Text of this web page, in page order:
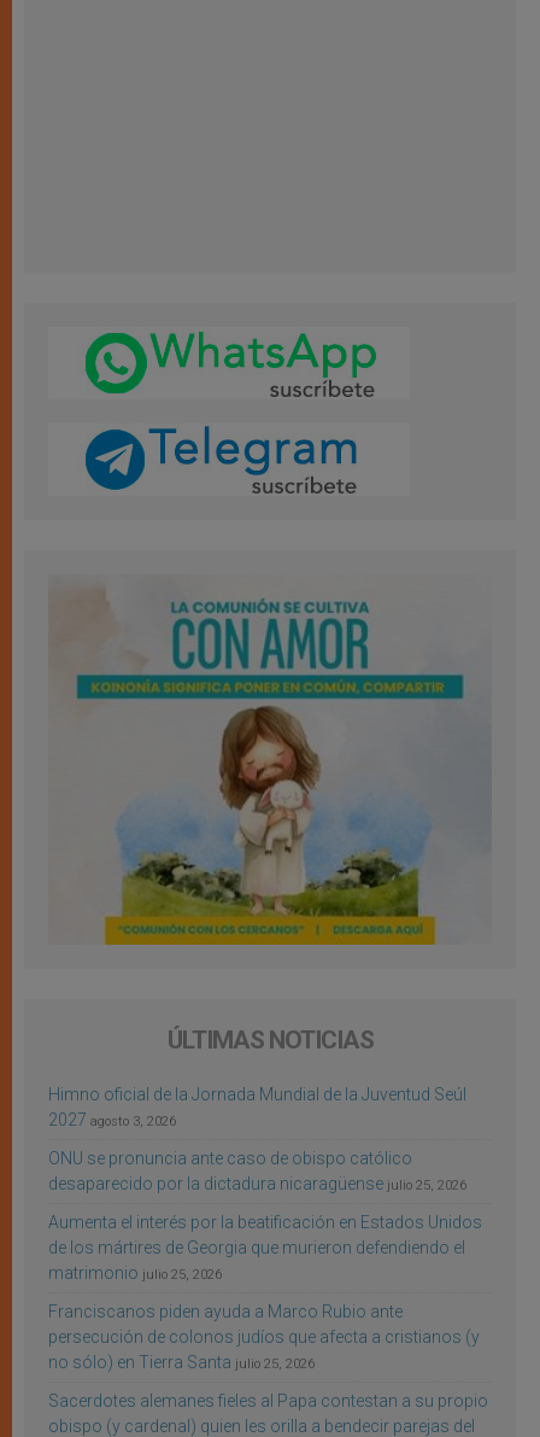
ÚLTIMAS NOTICIAS
Himno oficial de la Jornada Mundial de la Juventud Seúl
2027 agosto 3, 2026
ONU se pronuncia ante caso de obispo católico
desaparecido por la dictadura nicaragüense julio 25, 2026
Aumenta el interés por la beatificación en Estados Unidos
de los mártires de Georgia que murieron defendiendo el
matrimonio julio 25, 2026
Franciscanos piden ayuda a Marco Rubio ante
persecución de colonos judíos que afecta a cristianos (y
no sólo) en Tierra Santa julio 25, 2026
Sacerdotes alemanes fieles al Papa contestan a su propio
obispo (y cardenal) quien les orilla a bendecir parejas del